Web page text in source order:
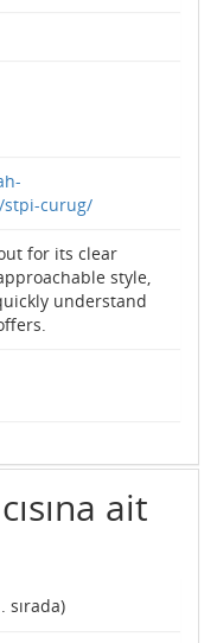
stpi-curug/
for its clear
style,
understand
ait
. sırada)